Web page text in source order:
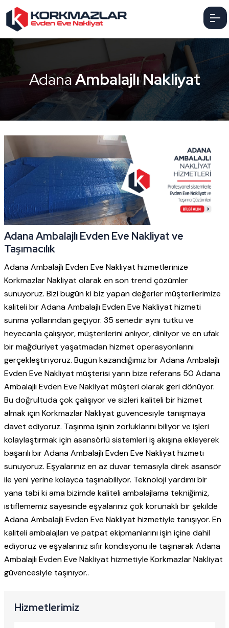
AdanaAmbalajlı Nakliyat
Adana Ambalajlı Evden Eve Nakliyat ve
Taşımacılık
Adana Ambalajlı Evden Eve Nakliyat hizmetlerinize
Korkmazlar Nakliyat olarak en son trend çözümler
sunuyoruz. Bizi bugün ki biz yapan değerler müşterilerimize
kaliteli bir Adana Ambalajlı Evden Eve Nakliyat hizmeti
sunma yollarından geçiyor. 35 senedir aynı tutku ve
heyecanla çalışıyor, müşterilerini anlıyor, dinliyor ve en ufak
bir mağduriyet yaşatmadan hizmet operasyonlarını
gerçekleştiriyoruz. Bugün kazandığımız bir Adana Ambalajlı
Evden Eve Nakliyat müşterisi yarın bize referans 50 Adana
Ambalajlı Evden Eve Nakliyat müşteri olarak geri dönüyor.
Bu doğrultuda çok çalışıyor ve sizleri kaliteli bir hizmet
almak için Korkmazlar Nakliyat güvencesiyle tanışmaya
davet ediyoruz. Taşınma işinin zorluklarını biliyor ve işleri
kolaylaştırmak için asansörlü sistemleri iş akışına ekleyerek
başarılı bir Adana Ambalajlı Evden Eve Nakliyat hizmeti
sunuyoruz. Eşyalarınız en az duvar temasıyla direk asansör
ile yeni yerine kolayca taşınabiliyor. Teknoloji yardımı bir
yana tabi ki ama bizimde kaliteli ambalajlama tekniğimiz,
istiflememiz sayesinde eşyalarınız çok korunaklı bir şekilde
Adana Ambalajlı Evden Eve Nakliyat hizmetiyle tanışıyor. En
kaliteli ambalajları ve patpat ekipmanlarını işin içine dahil
ediyoruz ve eşyalarınız sıfır kondisyonu ile taşınarak Adana
Ambalajlı Evden Eve Nakliyat hizmetiyle Korkmazlar Nakliyat
güvencesiyle taşınıyor..
Hizmetlerimiz